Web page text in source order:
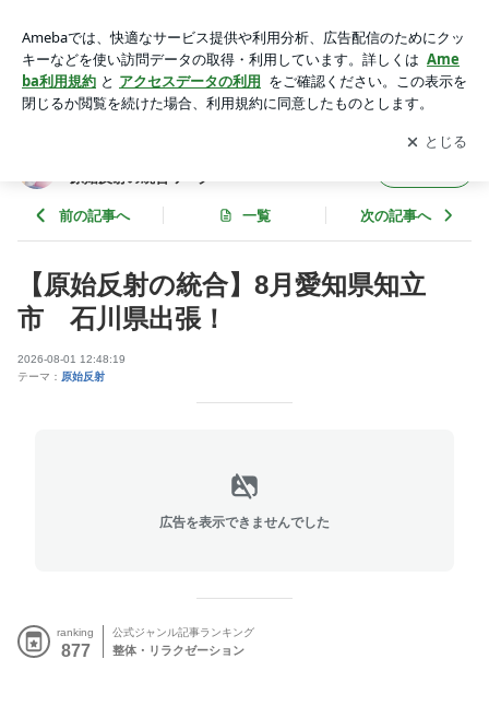
県知立／石川】 骨格ボディメイク 原始反射の統合ワーク
アプリをダウンロードして ブログの更新通知
を受け取りまし
ょう。
開く
原始反射の統合ワーク
前の記事へ 一覧 次の記事へ
【原始反射の統合】8月愛知県知立
市 石川県出張！
2026-08-01 12:48:19
テーマ： 原始反射
広告を表示できませんでした
ranking
877
公式ジャンル記事ランキング
整体・リラクゼーション